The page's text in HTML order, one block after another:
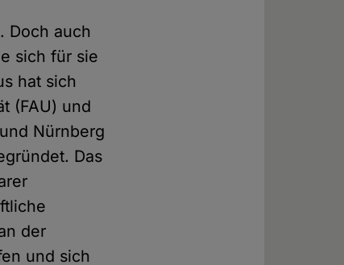
Doch auch
sich für sie
hat sich
(FAU) und
Nürnberg
Das
der
und sich